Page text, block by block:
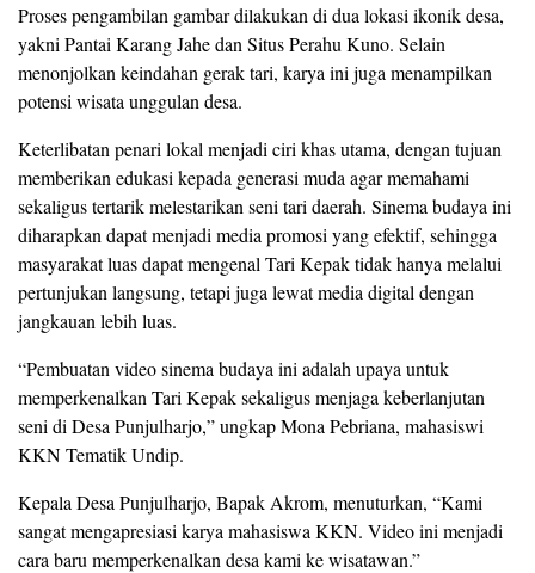
Proses pengambilan gambar dilakukan di dua lokasi ikonik desa,
yakni Pantai Karang Jahe dan Situs Perahu Kuno. Selain
menonjolkan keindahan gerak tari, karya ini juga menampilkan
potensi wisata unggulan desa.
Keterlibatan penari lokal menjadi ciri khas utama, dengan tujuan
memberikan edukasi kepada generasi muda agar memahami
sekaligus tertarik melestarikan seni tari daerah. Sinema budaya ini
diharapkan dapat menjadi media promosi yang efektif, sehingga
masyarakat luas dapat mengenal Tari Kepak tidak hanya melalui
pertunjukan langsung, tetapi juga lewat media digital dengan
jangkauan lebih luas.
“Pembuatan video sinema budaya ini adalah upaya untuk
memperkenalkan Tari Kepak sekaligus menjaga keberlanjutan
seni di Desa Punjulharjo,” ungkap Mona Pebriana, mahasiswi
KKN Tematik Undip.
Kepala Desa Punjulharjo, Bapak Akrom, menuturkan, “Kami
sangat mengapresiasi karya mahasiswa KKN. Video ini menjadi
cara baru memperkenalkan desa kami ke wisatawan.”